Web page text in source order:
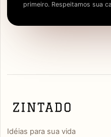
primeiro. Respeitamos sua
Idéias para sua vida